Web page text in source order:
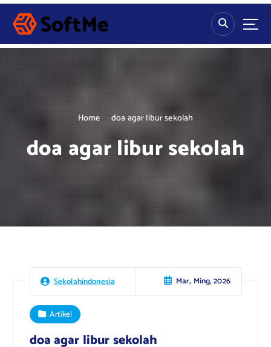
S
p
Home doa agar libur sekolah
doa agar libur sekolah
Sekolahindonesia Mar, Ming, 2026
Artikel
doa agar libur sekolah